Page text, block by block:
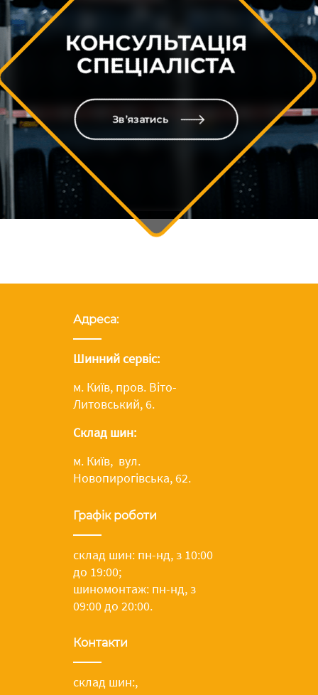
КОНСУЛЬТАЦІЯ
СПЕЦІАЛІСТА
Зв’язатись
Адреса:
Шинний сервіс:
м. Київ, пров. Віто-
Литовський, 6.
Склад шин:
м. Київ, вул.
Новопирогівська, 62.
Графік роботи
склад шин: пн-нд, з 10:00
до 19:00;
шиномонтаж: пн-нд, з
09:00 до 20:00.
Контакти
склад шин:,